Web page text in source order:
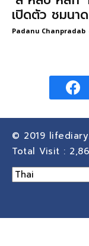
เปิดตัว ชมนา
Padanu Chanpradab
© 2019
Total Visit :